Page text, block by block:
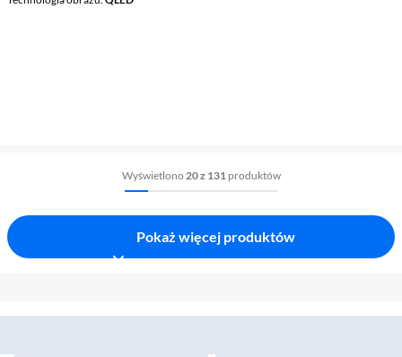
Wyświetlono 20 z 131 produktów
Pokaż więcej produktów